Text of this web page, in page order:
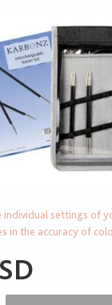
settings of
in the accuracy of